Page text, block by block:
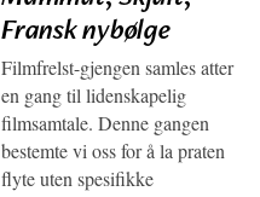
Fransk nybølge
Filmfrelst-gjengen samles atter
en gang til lidenskapelig
filmsamtale. Denne gangen
bestemte vi oss for å la praten
flyte uten spesifikke